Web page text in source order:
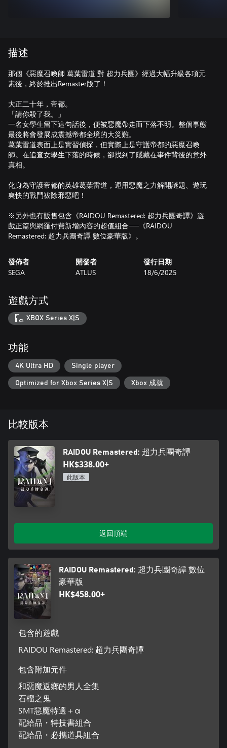
描述
那個《惡魔召喚師 葛葉雷道 對 超力兵團》經過大幅升級各項元
素後，終於推出Remaster版了！
大正二十年，帝都。
「請你殺了我。」
一名女學生留下這句話後，便被惡魔帶走而下落不明。整個事態
最後將會發展成震撼帝都全境的大災難。
葛葉雷道表面上是實習偵探，但實際上是守護帝都的惡魔召喚
師。在追查女學生下落的時候，卻找到了隱藏在事件背後的意外
真相。
化身為守護帝都的英雄葛葉雷道，運用惡魔之力解開謎題、遊玩
爽快的戰鬥祓除邪惡吧！
※另外也有販售包含《RAIDOU Remastered: 超力兵團奇譚》遊
戲正篇與網羅付費新增內容的超值組合──《RAIDOU
Remastered: 超力兵團奇譚 數位豪華版》。
發佈者
SEGA
開發者
ATLUS
發行日期
18/6/2025
遊戲方式
XBOX Series X|S
功能
4K Ultra HD Single player
Optimized for Xbox Series X|S Xbox 成就
比較版本
RAIDOU Remastered: 超力兵團奇譚
HK$338.00+
此版本
返回頂端
RAIDOU Remastered: 超力兵團奇譚 數位
豪華版
HK$458.00+
包含的遊戲
RAIDOU Remastered: 超力兵團奇譚
包含附加元件
和惡魔返鄉的男人全集
石榴之鬼
SMT惡魔特選＋α
配給品・特技書組合
配給品・必攜道具組合